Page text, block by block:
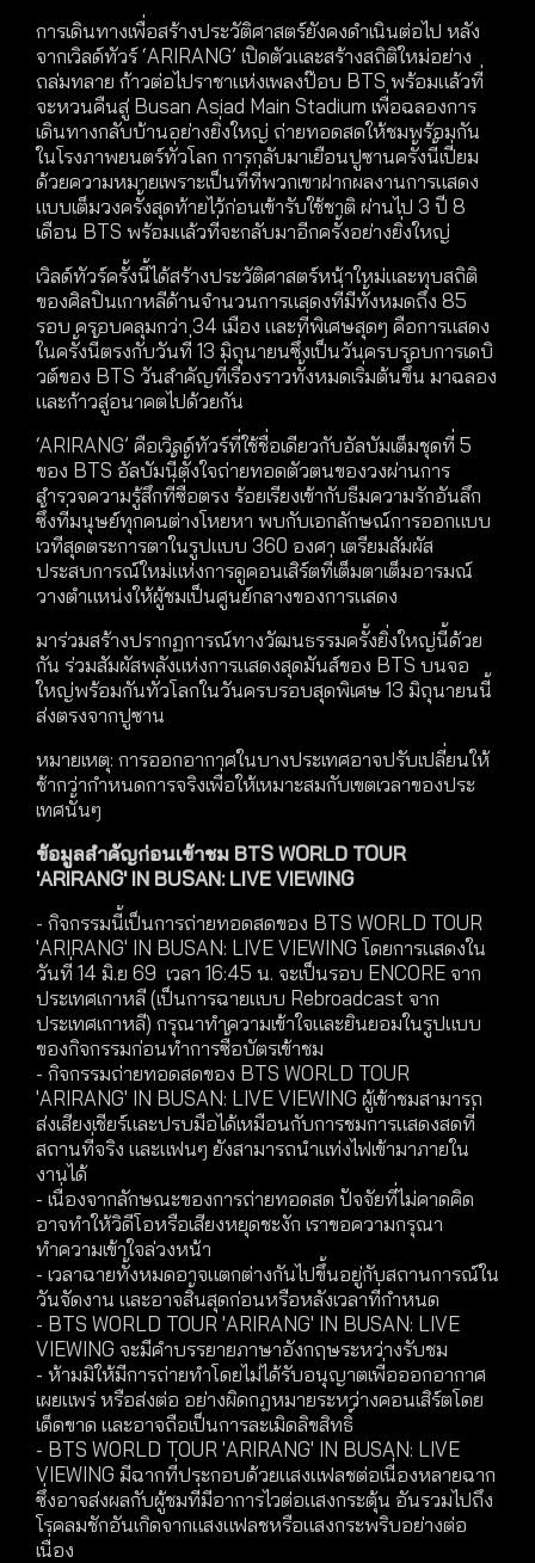
การเดินทางเพื่อสร้างประวัติศาสตร์ยังคงดำเนินต่อไป หลัง
จากเวิลด์ทัวร์ ‘ARIRANG’ เปิดตัวและสร้างสถิติใหม่อย่าง
ถล่มทลาย ก้าวต่อไปราชาแห่งเพลงป๊อบ BTS พร้อมแล้วที่
จะหวนคืนสู่ Busan Asiad Main Stadium เพื่อฉลองการ
เดินทางกลับบ้านอย่างยิ่งใหญ่ ถ่ายทอดสดให้ชมพร้อมกัน
ในโรงภาพยนตร์ทั่วโลก การกลับมาเยือนปูซานครั้งนี้เปี่ยม
ด้วยความหมายเพราะเป็นที่ที่พวกเขาฝากผลงานการแสดง
แบบเต็มวงครั้งสุดท้ายไว้ก่อนเข้ารับใช้ชาติ ผ่านไป 3 ปี 8
เดือน BTS พร้อมแล้วที่จะกลับมาอีกครั้งอย่างยิ่งใหญ่
เวิลด์ทัวร์ครั้งนี้ได้สร้างประวัติศาสตร์หน้าใหม่และทุบสถิติ
ของศิลปินเกาหลีด้านจำนวนการแสดงที่มีทั้งหมดถึง 85
รอบ ครอบคลุมกว่า 34 เมือง และที่พิเศษสุดๆ คือการแสดง
ในครั้งนี้ตรงกับวันที่ 13 มิถุนายนซึ่งเป็นวันครบรอบการเดบิ
วต์ของ BTS วันสำคัญที่เรื่องราวทั้งหมดเริ่มต้นขึ้น มาฉลอง
และก้าวสู่อนาคตไปด้วยกัน
‘ARIRANG’ คือเวิลด์ทัวร์ที่ใช้ชื่อเดียวกับอัลบัมเต็มชุดที่ 5
ของ BTS อัลบัมนี้ตั้งใจถ่ายทอดตัวตนของวงผ่านการ
สำรวจความรู้สึกที่ซื่อตรง ร้อยเรียงเข้ากับธีมความรักอันลึก
ซึ้งที่มนุษย์ทุกคนต่างโหยหา พบกับเอกลักษณ์การออกแบบ
เวทีสุดตระการตาในรูปแบบ 360 องศา เตรียมสัมผัส
ประสบการณ์ใหม่แห่งการดูคอนเสิร์ตที่เต็มตาเต็มอารมณ์
วางตำแหน่งให้ผู้ชมเป็นศูนย์กลางของการแสดง
มาร่วมสร้างปรากฏการณ์ทางวัฒนธรรมครั้งยิ่งใหญ่นี้ด้วย
กัน ร่วมสัมผัสพลังแห่งการแสดงสุดมันส์ของ BTS บนจอ
ใหญ่พร้อมกันทั่วโลกในวันครบรอบสุดพิเศษ 13 มิถุนายนนี้
ส่งตรงจากปูซาน
หมายเหตุ: การออกอากาศในบางประเทศอาจปรับเปลี่ยนให้
ช้ากว่ากำหนดการจริงเพื่อให้เหมาะสมกับเขตเวลาของประ
เทศนั้นๆ
ข้อมูลสำคัญก่อนเข้าชม BTS WORLD TOUR
'ARIRANG' IN BUSAN: LIVE VIEWING
- กิจกรรมนี้เป็นการถ่ายทอดสดของ BTS WORLD TOUR
'ARIRANG' IN BUSAN: LIVE VIEWING โดยการแสดงใน
วันที่ 14 มิ.ย 69 เวลา 16:45 น. จะเป็นรอบ ENCORE จาก
ประเทศเกาหลี (เป็นการฉายแบบ Rebroadcast จาก
ประเทศเกาหลี) กรุณาทำความเข้าใจและยินยอมในรูปแบบ
ของกิจกรรมก่อนทำการซื้อบัตรเข้าชม
- กิจกรรมถ่ายทอดสดของ BTS WORLD TOUR
'ARIRANG' IN BUSAN: LIVE VIEWING ผู้เข้าชมสามารถ
ส่งเสียงเชียร์และปรบมือได้เหมือนกับการชมการแสดงสดที่
สถานที่จริง และแฟนๆ ยังสามารถนำแท่งไฟเข้ามาภายใน
งานได้
- เนื่องจากลักษณะของการถ่ายทอดสด ปัจจัยที่ไม่คาดคิด
อาจทำให้วิดีโอหรือเสียงหยุดชะงัก เราขอความกรุณา
ทำความเข้าใจล่วงหน้า
- เวลาฉายทั้งหมดอาจแตกต่างกันไปขึ้นอยู่กับสถานการณ์ใน
วันจัดงาน และอาจสิ้นสุดก่อนหรือหลังเวลาที่กำหนด
- BTS WORLD TOUR 'ARIRANG' IN BUSAN: LIVE
VIEWING จะมีคำบรรยายภาษาอังกฤษระหว่างรับชม
- ห้ามมิให้มีการถ่ายทำโดยไม่ได้รับอนุญาตเพื่อออกอากาศ
เผยแพร่ หรือส่งต่อ อย่างผิดกฎหมายระหว่างคอนเสิร์ตโดย
เด็ดขาด และอาจถือเป็นการละเมิดลิขสิทธิ์
- BTS WORLD TOUR 'ARIRANG' IN BUSAN: LIVE
VIEWING มีฉากที่ประกอบด้วยแสงแฟลชต่อเนื่องหลายฉาก
ซึ่งอาจส่งผลกับผู้ชมที่มีอาการไวต่อแสงกระตุ้น อันรวมไปถึง
โรคลมชักอันเกิดจากแสงแฟลชหรือแสงกระพริบอย่างต่อ
เนื่อง